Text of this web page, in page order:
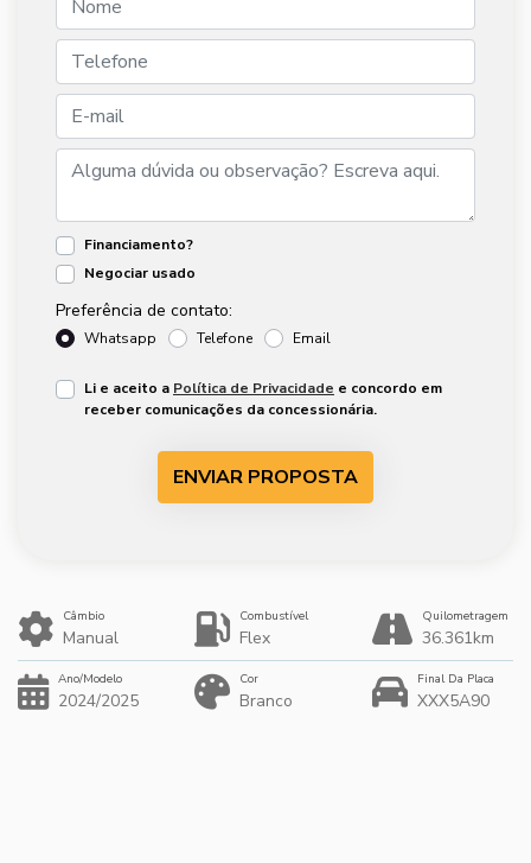
Financiamento?
Negociar usado
Preferência de contato:
Whatsapp Telefone Email
Li e aceito a Política de Privacidade e concordo em
receber comunicações da concessionária.
ENVIAR PROPOSTA
Câmbio
Manual
Combustível
Flex
Quilometragem
36.361km
Ano/Modelo
2024/2025
Cor
Branco
Final Da Placa
XXX5A90